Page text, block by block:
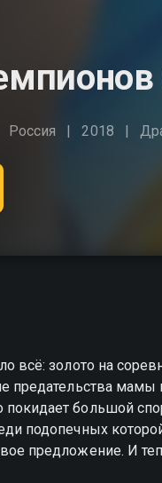
Россия 2018
всё: золото на
предательства
большой
подопечных
предложение. И
матери,